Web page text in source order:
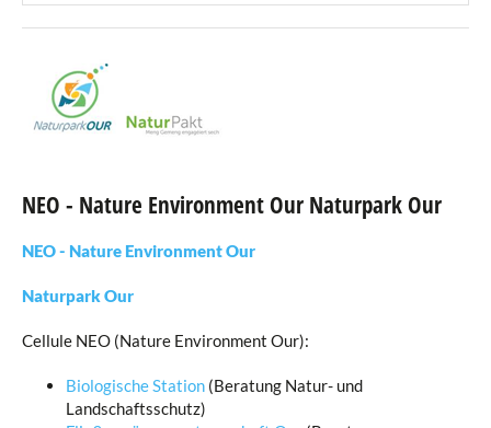
Technischer Dienst
Service des régies
Service Écologique
Vermietung Gemeindesäle
NEO - Nature Environment Our Naturpark Our
NEO - Nature Environment Our
Naturpark Our
Cellule NEO (Nature Environment Our):
Biologische Station (Beratung Natur- und
Landschaftsschutz)